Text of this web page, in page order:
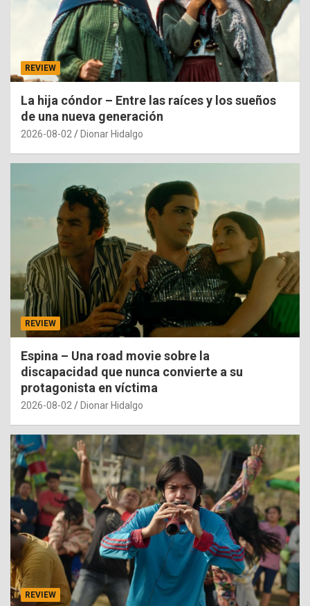
REVIEW
La hija cóndor – Entre las raíces y los sueños
de una nueva generación
2026-08-02 Dionar Hidalgo
REVIEW
Espina – Una road movie sobre la
discapacidad que nunca convierte a su
protagonista en víctima
2026-08-02 Dionar Hidalgo
REVIEW